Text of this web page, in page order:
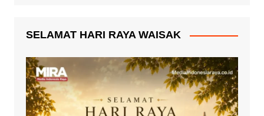
SELAMAT HARI RAYA WAISAK